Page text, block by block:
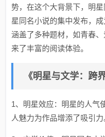
势，在这个大背景下，明
星同名小说的集中发布，
涵盖了多种题材，如青春
来了丰富的阅读体验。
《明星与文学：跨
1、明星效应：明星的人气
人魅力为作品增添了吸引力